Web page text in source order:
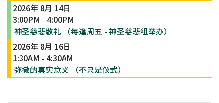
2026年 8月 14日
3:00PM - 4:00PM
神圣慈悲敬礼 （每逢周五 - 神圣慈悲组举办）
2026年 8月 16日
1:30AM - 4:30AM
弥撒的真实意义 （不只是仪式）